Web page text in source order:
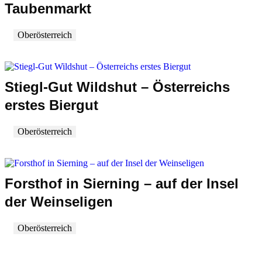
Taubenmarkt
Oberösterreich
Stiegl-Gut Wildshut – Österreichs
erstes Biergut
Oberösterreich
Forsthof in Sierning – auf der Insel
der Weinseligen
Oberösterreich